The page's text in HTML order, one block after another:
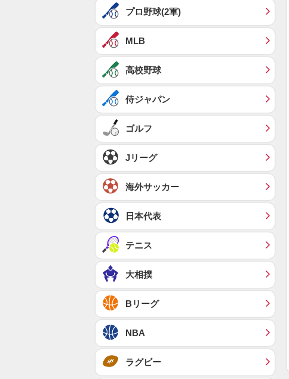
プロ野球(2軍)
MLB
高校野球
侍ジャパン
ゴルフ
Jリーグ
海外サッカー
日本代表
テニス
大相撲
Bリーグ
NBA
ラグビー